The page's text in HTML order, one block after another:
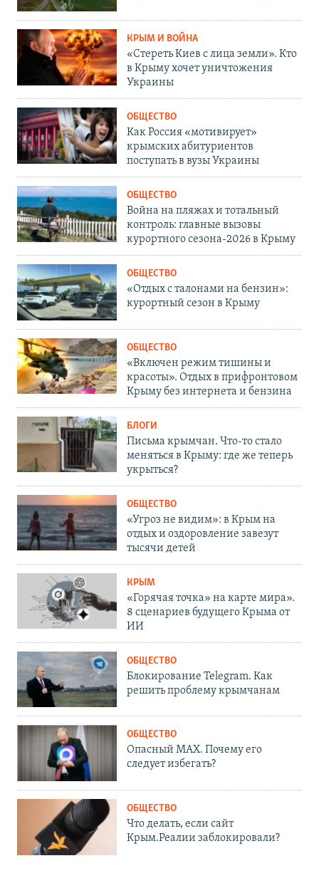
КРЫМ И ВОЙНА
«Стереть Киев с лица земли». Кто
в Крыму хочет уничтожения
Украины
ОБЩЕСТВО
Как Россия «мотивирует»
крымских абитуриентов
поступать в вузы Украины
ОБЩЕСТВО
Война на пляжах и тотальный
контроль: главные вызовы
курортного сезона-2026 в Крыму
ОБЩЕСТВО
«Отдых с талонами на бензин»:
курортный сезон в Крыму
ОБЩЕСТВО
«Включен режим тишины и
красоты». Отдых в прифронтовом
Крыму без интернета и бензина
БЛОГИ
Письма крымчан. Что-то стало
меняться в Крыму: где же теперь
укрыться?
ОБЩЕСТВО
«Угроз не видим»: в Крым на
отдых и оздоровление завезут
тысячи детей
КРЫМ
«Горячая точка» на карте мира».
8 сценариев будущего Крыма от
ИИ
ОБЩЕСТВО
Блокирование Telegram. Как
решить проблему крымчанам
ОБЩЕСТВО
Опасный MAX. Почему его
следует избегать?
ОБЩЕСТВО
Что делать, если сайт
Крым.Реалии заблокировали?